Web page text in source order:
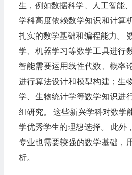
生，例如数据科学、人工智能
学科高度依赖数学知识和计算
扎实的数学基础和编程能力。
学、机器学习等数学工具进行
智能需要运用线性代数、概率
进行算法设计和模型构建；生
学、生物统计学等数学知识进
组研究。 这些新兴学科对数学
学优秀学生的理想选择。 此外
专业也需要较强的数学基础，
析。